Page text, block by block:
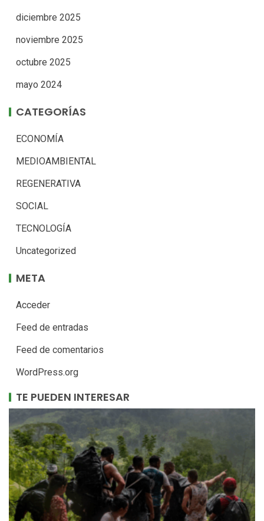
diciembre 2025
noviembre 2025
octubre 2025
mayo 2024
CATEGORÍAS
ECONOMÍA
MEDIOAMBIENTAL
REGENERATIVA
SOCIAL
TECNOLOGÍA
Uncategorized
META
Acceder
Feed de entradas
Feed de comentarios
WordPress.org
TE PUEDEN INTERESAR